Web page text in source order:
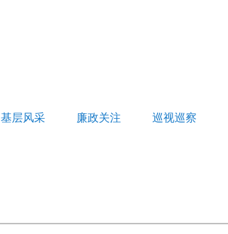
基层风采 廉政关注 巡视巡察